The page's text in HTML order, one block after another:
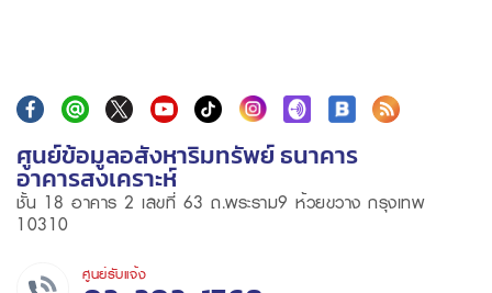
ศูนย์ข้อมูลอสังหาริมทรัพย์ ธนาคาร
อาคารสงเคราะห์
ชั้น 18 อาคาร 2 เลขที่ 63 ถ.พระราม9 ห้วยขวาง กรุงเทพ
10310
ศูนย์รับแจ้ง